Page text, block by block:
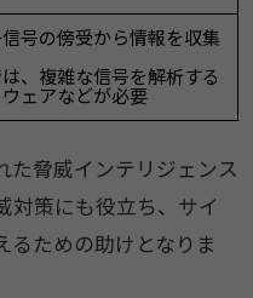
信号の傍受から情報を収集
、複雑な信号を解析する
ェアなどが必要
た脅威インテリジェンス
対策にも役立ち、サイ
るための助けとなりま